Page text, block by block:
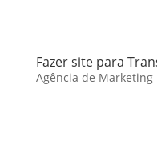
Fazer site para
Agência de